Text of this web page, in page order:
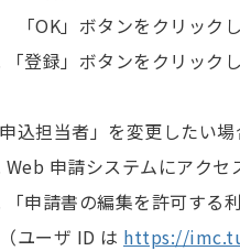
」ボタンをクリックし
登録」ボタンをクリック
申込担当者」を変更したい場
申請システムにアクセ
申請書の編集を許可する
ーザ ID は https://